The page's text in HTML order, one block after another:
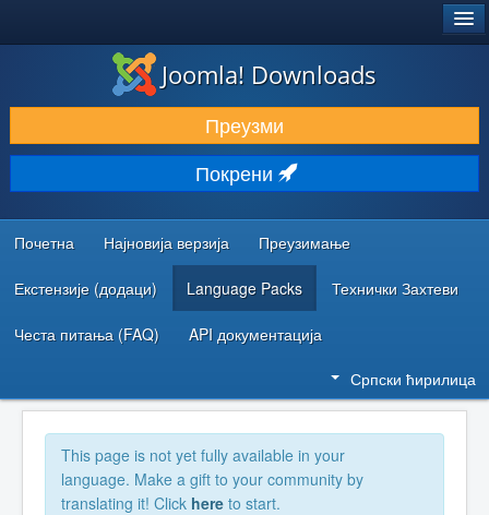
ПРЕУЗИМАЊЕ И ПРОШИРЕЊА (ЕКСТЕНЗИЈЕ)
ОТКРИЈТЕ И НАУЧИТЕ
ЗАЈЕДНИЦА И ПОДРШКА
РЕСУРСИ ЗА РАЗВОЈ
Joomla! Downloads
Преузми
Покрени
Почетна Најновија верзија Преузимање
Екстензије (додаци) Language Packs Технички Захтеви
Честа питања (FAQ) API документација
Српски ћирилица
This page is not yet fully available in your
language. Make a gift to your community by
translating it! Click here to start.